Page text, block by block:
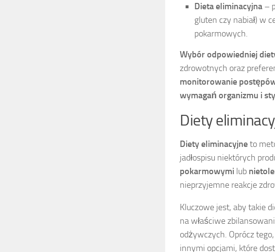
Dieta eliminacyjna –
gluten czy nabiał) w
pokarmowych.
Wybór odpowiedniej
zdrowotnych oraz
monitorowanie
wymagań organizmu i
Diety
Diety eliminacyjneto
jadłospisu niektórych
pokarmowymi lub
nieprzyjemne reakcje
Kluczowe jest, aby takie
na właściwe
odżywczych. Oprócz
innymi opcjami, które